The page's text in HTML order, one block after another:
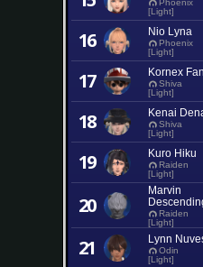
Phoenix
[Light]
16 Nio Lyna
Phoenix
[Light]
17 Kornex
Shiva
[Light]
18 Kenai
Shiva
[Light]
19 Kuro Hiku
Raiden
[Light]
20
Marvin
Raiden
[Light]
21 Lynn
Odin
[Light]